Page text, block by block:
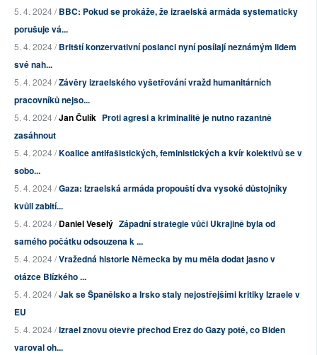
5. 4. 2024 /BBC: Pokud se prokáže, že izraelská armáda systematicky
porušuje vá...
5. 4. 2024 /Britští konzervativní poslanci nyní posílají neznámým lidem
své nah...
5. 4. 2024 /Závěry izraelského vyšetřování vražd humanitárních
pracovníků nejso...
5. 4. 2024 /Jan Čulík Proti agresi a kriminalitě je nutno razantně
zasáhnout
5. 4. 2024 /Koalice antifašistických, feministických a kvír kolektivů se v
sobo...
5. 4. 2024 /Gaza: Izraelská armáda propouští dva vysoké důstojníky
kvůli zabití...
5. 4. 2024 /Daniel Veselý Západní strategie vůči Ukrajině byla od
samého počátku odsouzena k ...
5. 4. 2024 /Vražedná historie Německa by mu měla dodat jasno v
otázce Blízkého ...
5. 4. 2024 /Jak se Španělsko a Irsko staly nejostřejšími kritiky Izraele v
EU
5. 4. 2024 /Izrael znovu otevře přechod Erez do Gazy poté, co Biden
varoval oh...